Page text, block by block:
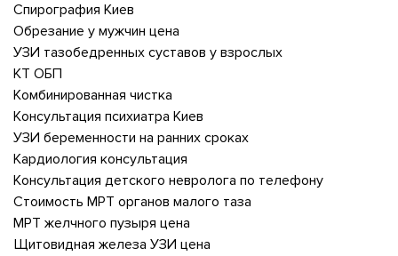
Спирография Киев
Обрезание у мужчин цена
УЗИ тазобедренных суставов у взрослых
КТ ОБП
Комбинированная чистка
Консультация психиатра Киев
УЗИ беременности на ранних сроках
Кардиология консультация
Консультация детского невролога по телефону
Стоимость МРТ органов малого таза
МРТ желчного пузыря цена
Щитовидная железа УЗИ цена